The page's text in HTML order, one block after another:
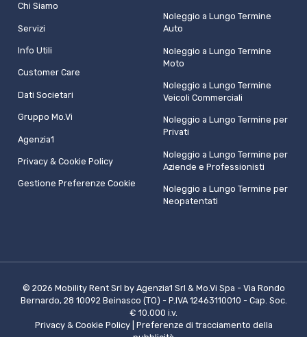
Chi Siamo
Servizi
Info Utili
Customer Care
Dati Societari
Gruppo Mo.Vi
Agenzia1
Privacy & Cookie Policy
Gestione Preferenze Cookie
Noleggio a Lungo Termine
Auto
Noleggio a Lungo Termine
Moto
Noleggio a Lungo Termine
Veicoli Commerciali
Noleggio a Lungo Termine per
Privati
Noleggio a Lungo Termine per
Aziende e Professionisti
Noleggio a Lungo Termine per
Neopatentati
© 2026 Mobility Rent Srl by Agenzia1 Srl & Mo.Vi Spa - Via Rondo
Bernardo, 28 10092 Beinasco (TO) - P.IVA 12463110010 - Cap. Soc.
€ 10.000 i.v.
Privacy & Cookie Policy| Preferenze di tracciamento della